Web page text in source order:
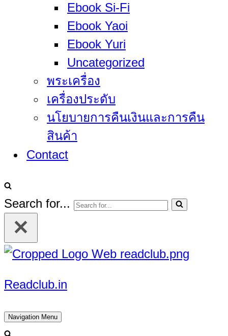
Ebook Si-Fi
Ebook Yaoi
Ebook Yuri
Uncategorized
พระเครื่อง
เครื่องประดับ
นโยบายการคืนเงินและการคืน
สินค้า
Contact
Search for...
Readclub.in
Navigation Menu